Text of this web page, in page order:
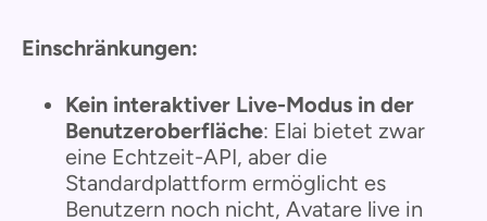
Einschränkungen:
Kein interaktiver Live-Modus in der
Benutzeroberfläche: Elai bietet zwar
eine Echtzeit-API, aber die
Standardplattform ermöglicht es
Benutzern noch nicht, Avatare live in